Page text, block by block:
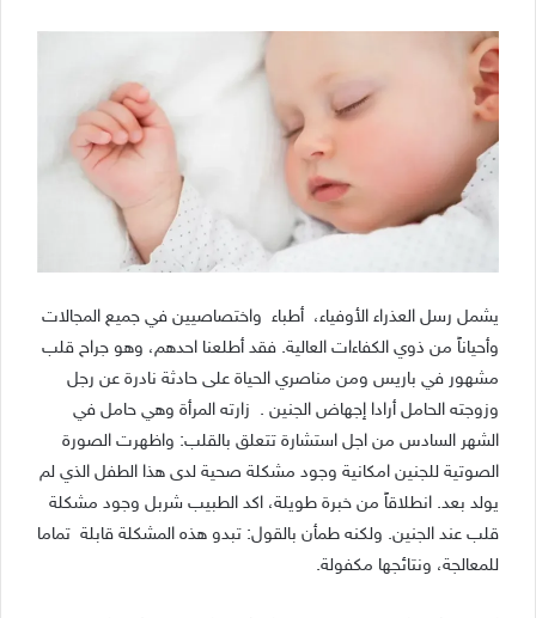
يشمل رسل العذراء الأوفياء، أطباء واختصاصيين في جميع المجالات
وأحياناً من ذوي الكفاءات العالية. فقد أطلعنا احدهم، وهو جراح قلب
مشهور في باريس ومن مناصري الحياة على حادثة نادرة عن رجل
وزوجته الحامل أرادا إجهاض الجنين . زارته المرأة وهي حامل في
الشهر السادس من اجل استشارة تتعلق بالقلب: واظهرت الصورة
الصوتية للجنين امكانية وجود مشكلة صحية لدى هذا الطفل الذي لم
يولد بعد. انطلاقاً من خبرة طويلة، اكد الطبيب شربل وجود مشكلة
قلب عند الجنين. ولكنه طمأن بالقول: تبدو هذه المشكلة قابلة تماما
للمعالجة، ونتائجها مكفولة.